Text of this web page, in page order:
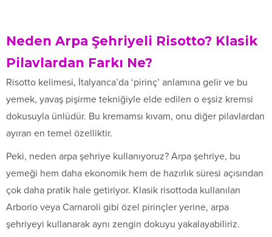
Neden Arpa Şehriyeli Risotto? Klasik
Pilavlardan Farkı Ne?
Risotto kelimesi, İtalyanca’da ‘pirinç’ anlamına gelir ve bu
yemek, yavaş pişirme tekniğiyle elde edilen o eşsiz kremsi
dokusuyla ünlüdür. Bu kremamsı kıvam, onu diğer pilavlardan
ayıran en temel özelliktir.
Peki, neden arpa şehriye kullanıyoruz? Arpa şehriye, bu
yemeği hem daha ekonomik hem de hazırlık süresi açısından
çok daha pratik hale getiriyor. Klasik risottoda kullanılan
Arborio veya Carnaroli gibi özel pirinçler yerine, arpa
şehriyeyi kullanarak aynı zengin dokuyu yakalayabiliriz.